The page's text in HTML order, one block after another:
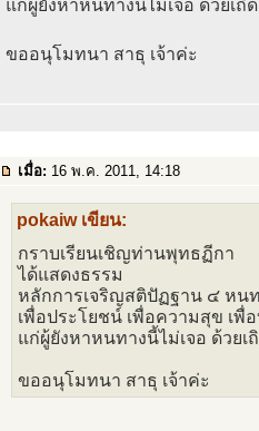
แก่ผู้ยังหาหนทางนี้ไม่เจอ ด้วยเถิด
ขออนุโมทนา สาธุ เจ้าค่ะ
เมื่อ: 16 พ.ค. 2011, 14:18
pokaiw เขียน:
กราบเรียนเชิญท่านพุทธฏีกา
ได้แสดงธรรม
หลักการเจริญสติปัฏฐาน ๔ ห
เพื่อประโยชน์ เพื่อความสุข เพื่
แก่ผู้ยังหาหนทางนี้ไม่เจอ ด้วยเ
ขออนุโมทนา สาธุ เจ้าค่ะ